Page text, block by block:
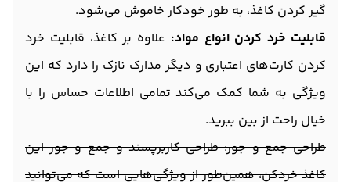
گیر کردن کاغذ، به طور خودکار خاموش می‌شود.
قابلیت خرد کردن انواع مواد: علاوه بر کاغذ، قابلیت خرد
کردن کارت‌های اعتباری و دیگر مدارک نازک را دارد که این
ویژگی به شما کمک می‌کند تمامی اطلاعات حساس را با
خیال راحت از بین ببرید.
طراحی جمع و جور: طراحی کاربرپسند و جمع و جور این
کاغذ خردکن، همین‌طور از ویژگی‌هایی است که می‌توانید